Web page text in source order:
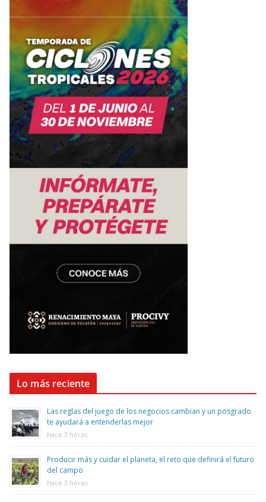
Lo más reciente
Las reglas del juego de los negocios cambian y un posgrado
te ayudará a entenderlas mejor
hace 3 horas
Producir más y cuidar el planeta, el reto que definirá el futuro
del campo
hace 3 horas